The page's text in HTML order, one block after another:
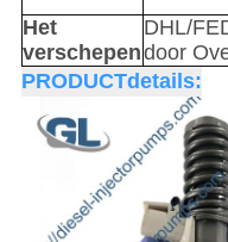
Het
verschepen
DHL/
door
PRODUCTdetails: